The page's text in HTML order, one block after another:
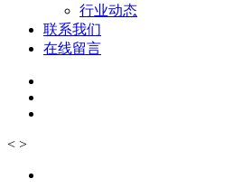
行业动态
联系我们
在线留言
< >